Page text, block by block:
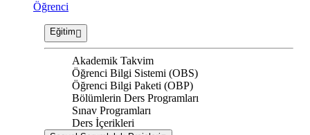
Öğrenci
Eğitim
Akademik Takvim
Öğrenci Bilgi Sistemi (OBS)
Öğrenci Bilgi Paketi (OBP)
Bölümlerin Ders Programları
Sınav Programları
Ders İçerikleri